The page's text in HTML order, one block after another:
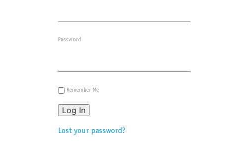
Password
Remember Me
Log In
Lost your password?